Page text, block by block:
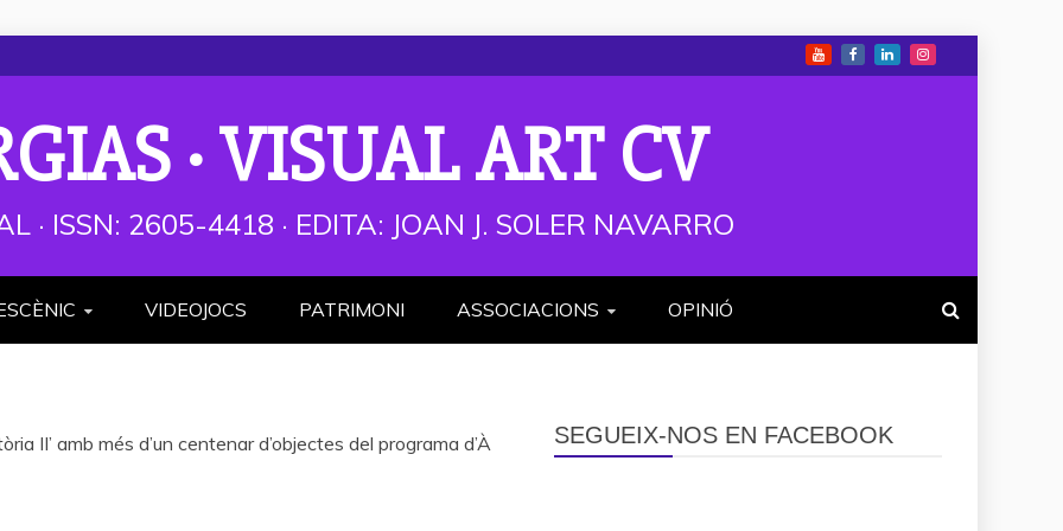
· VISUAL ART CV
· ISSN: 2605-4418 · EDITA: JOAN J. SOLER NAVARRO
VIDEOJOCS PATRIMONI ASSOCIACIONS OPINIÓ
II’ amb més d’un centenar d’objectes del programa d’À
SEGUEIX-NOS EN FACEBOOK